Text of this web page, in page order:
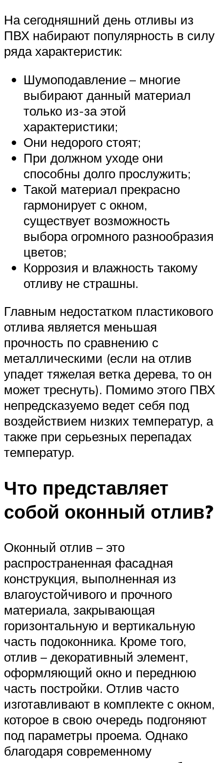
На сегодняшний день отливы из
ПВХ набирают популярность в силу
ряда характеристик:
Шумоподавление – многие
выбирают данный материал
только из-за этой
характеристики;
Они недорого стоят;
При должном уходе они
способны долго прослужить;
Такой материал прекрасно
гармонирует с окном,
существует возможность
выбора огромного разнообразия
цветов;
Коррозия и влажность такому
отливу не страшны.
Главным недостатком пластикового
отлива является меньшая
прочность по сравнению с
металлическими (если на отлив
упадет тяжелая ветка дерева, то он
может треснуть). Помимо этого ПВХ
непредсказуемо ведет себя под
воздействием низких температур, а
также при серьезных перепадах
температур.
Что представляет
собой оконный отлив?
Оконный отлив – это
распространенная фасадная
конструкция, выполненная из
влагоустойчивого и прочного
материала, закрывающая
горизонтальную и вертикальную
часть подоконника. Кроме того,
отлив – декоративный элемент,
оформляющий окно и переднюю
часть постройки. Отлив часто
изготавливают в комплекте с окном,
которое в свою очередь подгоняют
под параметры проема. Однако
благодаря современному